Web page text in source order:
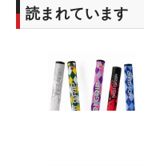
読まれています